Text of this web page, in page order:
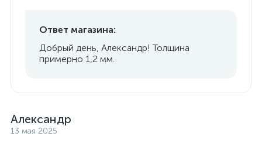
Ответ магазина:
Добрый день, Александр! Толщина
примерно 1,2 мм.
Александр
13 мая 2025